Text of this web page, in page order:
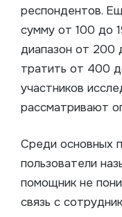
респондентов.
сумму от 100 до
диапазон от 200
тратить от 400
участников
рассматривают
Среди основных
пользователи
помощник не
связь с